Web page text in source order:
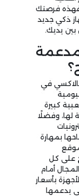
فهذه فرصتك
ذكي جديد
يديك.
في
كبيرة
لها، وفضلًا
بمهارة
على كل
أمام
بأسعار
يدعمها